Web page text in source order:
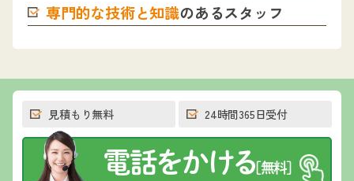
専門的な技術と知識のあるスタッフ
見積もり無料 24時間365日受付
電話をかける[無料]